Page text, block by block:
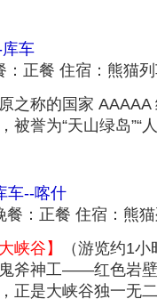
车
：正餐 住宿：熊猫
之称的国家 AAAAA
被誉为“天山绿岛
车--喀什
：正餐 住宿：熊
峡谷】
（游览约1
斧神工——红色岩
正是大峡谷独一无二